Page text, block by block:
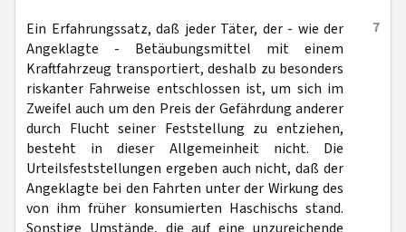
7
Ein Erfahrungssatz, daß jeder Täter, der - wie der
Angeklagte - Betäubungsmittel mit einem
Kraftfahrzeug transportiert, deshalb zu besonders
riskanter Fahrweise entschlossen ist, um sich im
Zweifel auch um den Preis der Gefährdung anderer
durch Flucht seiner Feststellung zu entziehen,
besteht in dieser Allgemeinheit nicht. Die
Urteilsfeststellungen ergeben auch nicht, daß der
Angeklagte bei den Fahrten unter der Wirkung des
von ihm früher konsumierten Haschischs stand.